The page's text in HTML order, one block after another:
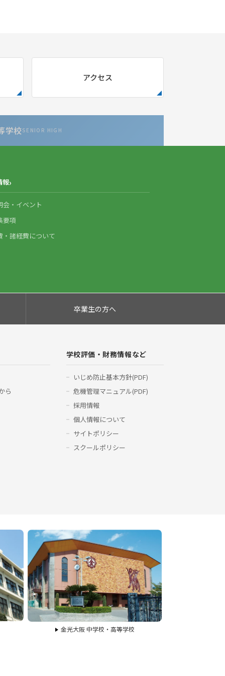
アクセス
学校SENIOR HIGH
報
会・イベント
要項
・諸経費について
卒業生の方へ
ら
学校評価・財務情報など
いじめ防止基本方針(PDF)
危機管理マニュアル(PDF)
採用情報
個人情報について
サイトポリシー
スクールポリシー
金光大阪 中学校・高等学校